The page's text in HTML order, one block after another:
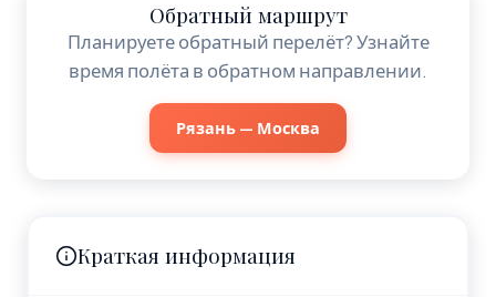
Обратный маршрут
Планируете обратный перелёт? Узнайте
время полёта в обратном направлении.
Рязань — Москва
Краткая информация